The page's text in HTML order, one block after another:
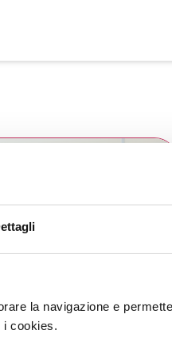
la navigazione e
i cookies.